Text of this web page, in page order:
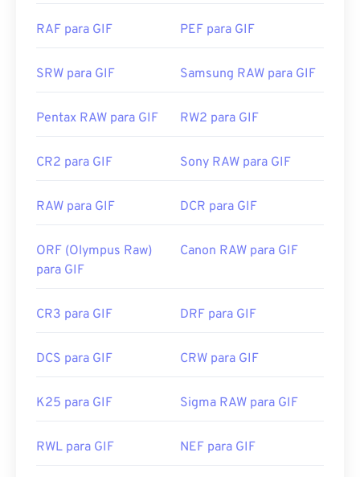
Elements
, Roxio Creator NXT Pro
e outros. No
macOS, use visualizadores e editores de imagens
Desenvolvido por:CompuServe, Inc.
Links úteis: https://en.wikipedia.org/wiki/GIF
RAF para GIF PEF para GIF
SRW para GIF Samsung RAW para GIF
Pentax RAW para GIF RW2 para GIF
CR2 para GIF Sony RAW para GIF
RAW para GIF DCR para GIF
ORF (Olympus Raw)
para GIF
Canon RAW para GIF
CR3 para GIF DRF para GIF
DCS para GIF CRW para GIF
K25 para GIF Sigma RAW para GIF
RWL para GIF NEF para GIF